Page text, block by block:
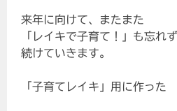
来年に向けて、またまた
「レイキで子育て！」も忘れ
続けていきます。
「子育てレイキ」用に作った